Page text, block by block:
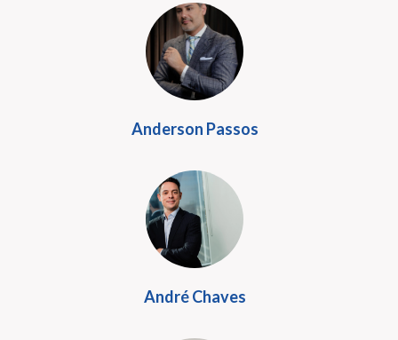
Anderson Passos
André Chaves